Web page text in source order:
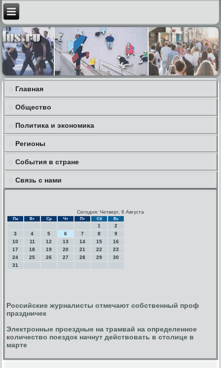
Главная
Общество
Политика и экономика
Регионы
События в стране
Связь с нами
Сегодня: Четверг, 6 Августа
Пн Вт Ср Чт Пт Сб Вс
1
2
3
4 5 6 7 8
9
10
11 12 13 14 15
16
17
18 19 20 21 22
23
24
25 26 27 28 29
30
31
Российские журналисты отмечают собственный проф
праздничек
Электронные проездные на трамвай на определенное
количество поездок начнут действовать в столице в
марте